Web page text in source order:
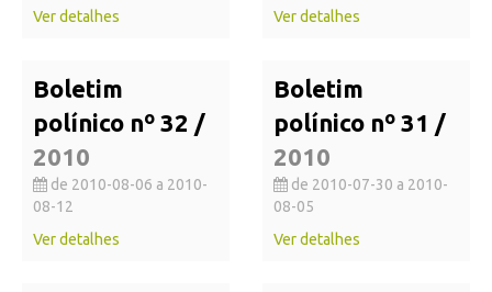
Ver detalhes
Ver detalhes
Boletim
polínico nº 32 /
2010
de 2010-08-06 a 2010-
08-12
Ver detalhes
Boletim
polínico nº 31 /
2010
de 2010-07-30 a 2010-
08-05
Ver detalhes